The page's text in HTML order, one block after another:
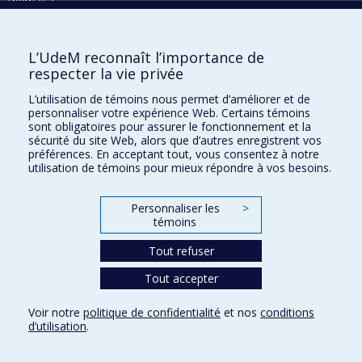
Comment soutenir le Département?
BESOIN D'AIDE?
Plan du site
Signaler une erreur
Accessibilité
FACULTÉ DES ARTS ET DES SCIENCES
Nos départements et écoles
Conditions d’utilisation
L’UdeM reconnaît l’importance de
respecter la vie privée
L’utilisation de témoins nous permet d’améliorer et de
personnaliser votre expérience Web. Certains témoins
sont obligatoires pour assurer le fonctionnement et la
sécurité du site Web, alors que d’autres enregistrent vos
préférences. En acceptant tout, vous consentez à notre
utilisation de témoins pour mieux répondre à vos besoins.
Personnaliser les
témoins
>
Tout refuser
Tout accepter
Voir notre politique de confidentialité et nos conditions
d’utilisation.